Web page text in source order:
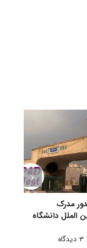
مدرک
الملل دانشگاه
| ۳ دیدگاه